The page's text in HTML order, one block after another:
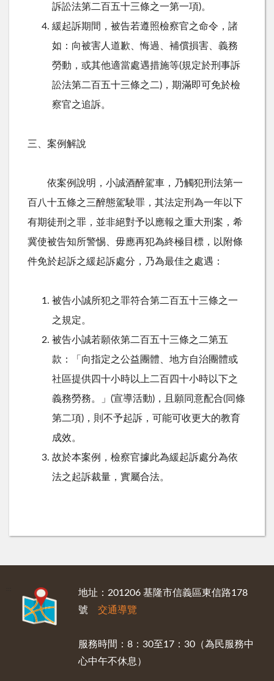
訴訟法第二百五十三條之一第一項)。
緩起訴期間，被告若遵照檢察官之命令，諸
如：向被害人道歉、悔過、補償損害、義務
勞動，或其他適當處遇措施等(規定於刑事訴
訟法第二百五十三條之二)，期滿即可免於檢
察官之追訴。
三、案例解說
依案例說明，小誠酒醉駕車，乃觸犯刑法第一
百八十五條之三醉態駕駛罪，其法定刑為一年以下
有期徒刑之罪，並非絕對予以應報之重大刑案，希
冀使被告知所警惕、毋應再犯為終極目標，以附條
件免於起訴之緩起訴處分，乃為最佳之處遇：
被告小誠所犯之罪符合第二百五十三條之一
之規定。
被告小誠若願依第二百五十三條之二第五
款：「向指定之公益團體、地方自治團體或
社區提供四十小時以上二百四十小時以下之
義務勞務。」(宣導活動)，且願同意配合(同條
第二項)，則不予起訴，可能可收更大的教育
成效。
故於本案例，檢察官據此為緩起訴處分為依
法之起訴裁量，實屬合法。
地址：201206 基隆市信義區東信路178
號 交通導覽
服務時間：8：30至17：30（為民服務中
心中午不休息）